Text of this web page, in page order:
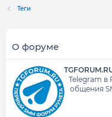
Теги
О форуме
Telegram в
общения